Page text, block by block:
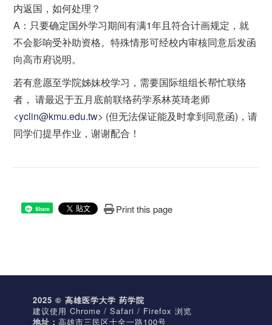
内返国，如何处理？
A：只要确定国外学习期间有满1年且符合计画规定，就
不会影响受补助资格。特殊情形可经校内审核同意后发函
向高市府说明。
若有意愿至学院姊妹校学习，需要国际组组长帮忙联络
者， 请最迟于五月底前联络药学系林英琦老师
<yclin@kmu.edu.tw> (但无法保证能及时拿到同意函)，请
同学们提早作业，谢谢配合！
Share Print this page
2025 © 高雄医学大学 药学院
建议使用 Chrome / Safari / Firefox 浏览
地址： 高雄市三民区十全一路100号